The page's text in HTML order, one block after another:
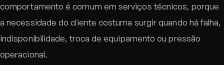
comportamento é comum em serviços técnicos, porque
a necessidade do cliente costuma surgir quando há falha,
indisponibilidade, troca de equipamento ou pressão
operacional.